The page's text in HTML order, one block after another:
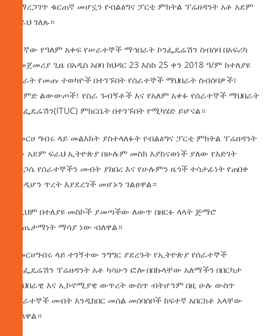
ለማረጋገጥ ቁርጠኛ መሆኗን የብልፅግና ፓርቲ ምክትል ፕሬዘዳንት አቶ አደም
ፋራህ ገለጹ።
37ኛው የዓለም አቀፍ የሠራተኞች ማኅበራት ኮንፌዴሬሽን ስብሰባ በአፍሪካ
ለመጀመሪያ ጊዜ በአዲስ አበባ ከህዳር 23 እስከ 25 ቀን 2018 ዓ/ም ከተለያዩ
ሀገራት የመጡ ተወካዮች በተገኙበት የሰራተኞች ማህበራት ስብሰባዎች፣
የልምድ ልውውጦች፣ የስራ ጉብኝቶች እና የአለም አቀፉ የሰራተኞች ማህበራት
ኮንፌዴሬሽን(ITUC) ምክርቤት በተገኙበት የሚካሄድ ይሆናል።
በመርሀ ግብሩ ላይ መልእክት ያስተላለፉት የብልፅግና ፓርቲ ምክትል ፕሬዘዳንት
አቶ አደም ፍራህ ኢትዮጵያ በሁሉም መስክ እያከናወነች ያለው የእድገት
ግስጋሴ የሰራተኞችን መብት ያከበረ እና የሁሉምን ዜጎች ተሳታፊነት የጠበቀ
እንዲሆን ጥረት እያደረገች መሆኑን ገልፀዋል።
ለዚህም በተለያዩ መስኮች ያመጣችው ለውጥ በዘርፉ ላላት ጅማሮ
ውጤታማነት ማሳያ ነው ብለዋል።
በመርሀግብሩ ላይ ተገኝተው ንግግር ያደረጉት የኢትዮጵያ የሰራተኞች
ኮንፌዴሬሽን ፕሬዘዳንት አቶ ካሳሁን ፎሎ በበኩላቸው አለማችን በበርካታ
ማህበራዊ እና ኢኮኖሚያዊ ውጥረት ውስጥ ብትሆንም በዚ ሁሉ ውስጥ
የሰራተኞች መብት እንዲከበር መሰል መሰባሰቦች ከፍተኛ አበርክቶ አላቸው
ብለዋል።